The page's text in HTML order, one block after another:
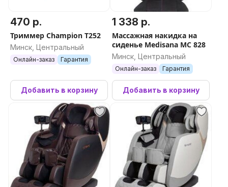
470 р.
Триммер Champion T252
Минск, Центральный
Онлайн-заказ Гарантия
Добавить в корзину
1 338 р.
Массажная накидка на
сиденье Medisana MC 828
Минск, Центральный
Онлайн-заказ Гарантия
Добавить в корзину